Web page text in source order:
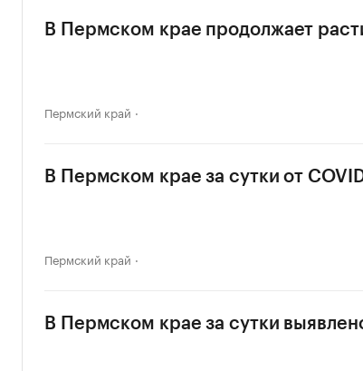
В Пермском крае продолжает
Пермский край
В Пермском крае за сутки от
Пермский край
В Пермском крае за сутки